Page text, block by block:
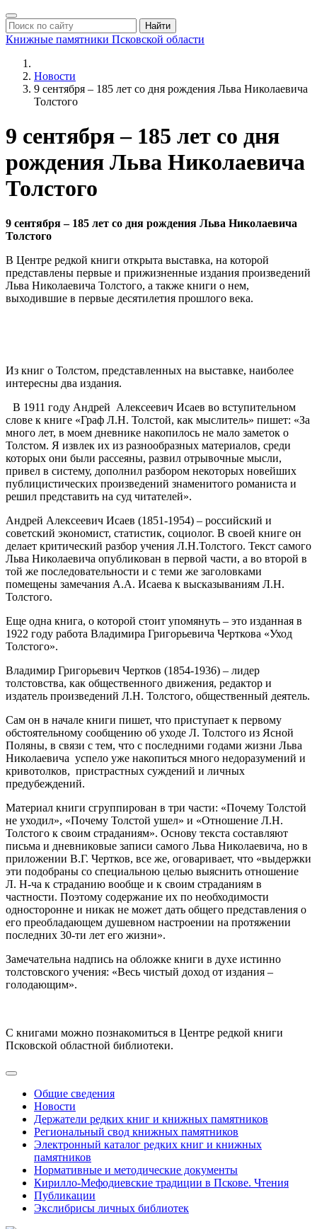
Найти
Книжные памятники Псковской области
Новости
9 сентября – 185 лет со дня рождения Льва Николаевича
Толстого
9 сентября – 185 лет со дня
рождения Льва Николаевича
Толстого
9 сентября – 185 лет со дня рождения Льва Николаевича
Толстого
В Центре редкой книги открыта выставка, на которой
представлены первые и прижизненные издания произведений
Льва Николаевича Толстого, а также книги о нем,
выходившие в первые десятилетия прошлого века.
Из книг о Толстом, представленных на выставке, наиболее
интересны два издания.
В 1911 году Андрей Алексеевич Исаев во вступительном
слове к книге «Граф Л.Н. Толстой, как мыслитель» пишет: «За
много лет, в моем дневнике накопилось не мало заметок о
Толстом. Я извлек их из разнообразных материалов, среди
которых они были рассеяны, развил отрывочные мысли,
привел в систему, дополнил разбором некоторых новейших
публицистических произведений знаменитого романиста и
решил представить на суд читателей».
Андрей Алексеевич Исаев (1851-1954) – российский и
советский экономист, статистик, социолог. В своей книге он
делает критический разбор учения Л.Н.Толстого. Текст самого
Льва Николаевича опубликован в первой части, а во второй в
той же последовательности и с теми же заголовками
помещены замечания А.А. Исаева к высказываниям Л.Н.
Толстого.
Еще одна книга, о которой стоит упомянуть – это изданная в
1922 году работа Владимира Григорьевича Черткова «Уход
Толстого».
Владимир Григорьевич Чертков (1854-1936) – лидер
толстовства, как общественного движения, редактор и
издатель произведений Л.Н. Толстого, общественный деятель.
Сам он в начале книги пишет, что приступает к первому
обстоятельному сообщению об уходе Л. Толстого из Ясной
Поляны, в связи с тем, что с последними годами жизни Льва
Николаевича успело уже накопиться много недоразумений и
кривотолков, пристрастных суждений и личных
предубеждений.
Материал книги сгруппирован в три части: «Почему Толстой
не уходил», «Почему Толстой ушел» и «Отношение Л.Н.
Толстого к своим страданиям». Основу текста составляют
письма и дневниковые записи самого Льва Николаевича, но в
приложении В.Г. Чертков, все же, оговаривает, что «выдержки
эти подобраны со специальною целью выяснить отношение
Л. Н-ча к страданию вообще и к своим страданиям в
частности. Поэтому содержание их по необходимости
односторонне и никак не может дать общего представления о
его преобладающем душевном настроении на протяжении
последних 30-ти лет его жизни».
Замечательна надпись на обложке книги в духе истинно
толстовского учения: «Весь чистый доход от издания –
голодающим».
С книгами можно познакомиться в Центре редкой книги
Псковской областной библиотеки.
Общие сведения
Новости
Держатели редких книг и книжных памятников
Региональный свод книжных памятников
Электронный каталог редких книг и книжных
памятников
Нормативные и методические документы
Кирилло-Мефодиевские традиции в Пскове. Чтения
Публикации
Экслибрисы личных библиотек